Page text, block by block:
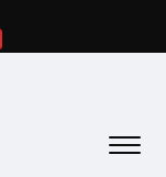
(11)